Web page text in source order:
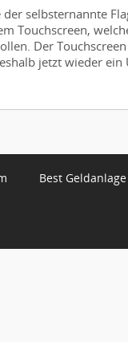
selbsternannte
Touchscreen,
Der
jetzt wieder
Best Geldanlage